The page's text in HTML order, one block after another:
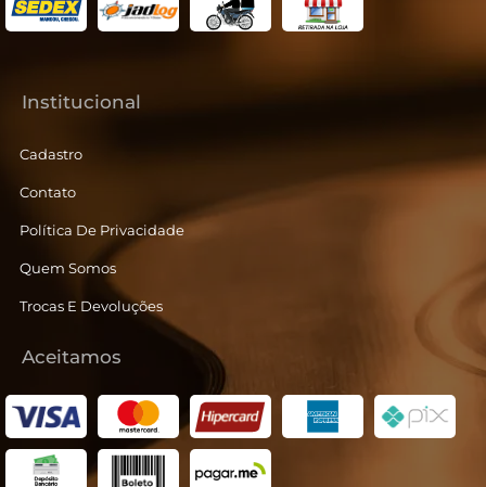
Institucional
Cadastro
Contato
Política De Privacidade
Quem Somos
Trocas E Devoluções
Aceitamos